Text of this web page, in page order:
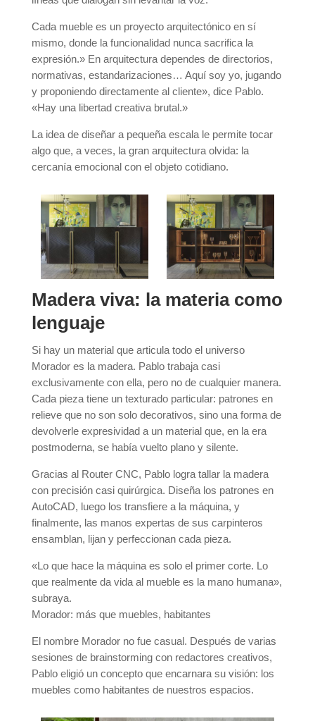
Cada mueble es un proyecto arquitectónico en sí
mismo, donde la funcionalidad nunca sacrifica la
expresión.» En arquitectura dependes de directorios,
normativas, estandarizaciones… Aquí soy yo, jugando
y proponiendo directamente al cliente», dice Pablo.
«Hay una libertad creativa brutal.»
La idea de diseñar a pequeña escala le permite tocar
algo que, a veces, la gran arquitectura olvida: la
cercanía emocional con el objeto cotidiano.
Madera viva: la materia como
lenguaje
Si hay un material que articula todo el universo
Morador es la madera. Pablo trabaja casi
exclusivamente con ella, pero no de cualquier manera.
Cada pieza tiene un texturado particular: patrones en
relieve que no son solo decorativos, sino una forma de
devolverle expresividad a un material que, en la era
postmoderna, se había vuelto plano y silente.
Gracias al Router CNC, Pablo logra tallar la madera
con precisión casi quirúrgica. Diseña los patrones en
AutoCAD, luego los transfiere a la máquina, y
finalmente, las manos expertas de sus carpinteros
ensamblan, lijan y perfeccionan cada pieza.
«Lo que hace la máquina es solo el primer corte. Lo
que realmente da vida al mueble es la mano humana»,
subraya.
Morador: más que muebles, habitantes
El nombre Morador no fue casual. Después de varias
sesiones de brainstorming con redactores creativos,
Pablo eligió un concepto que encarnara su visión: los
muebles como habitantes de nuestros espacios.